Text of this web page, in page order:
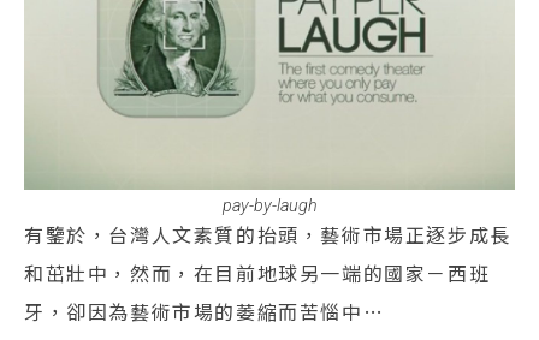
pay-by-laugh
有鑒於，台灣人文素質的抬頭，藝術市場正逐步成長
和茁壯中，然而，在目前地球另一端的國家－西班
牙，卻因為藝術市場的萎縮而苦惱中…